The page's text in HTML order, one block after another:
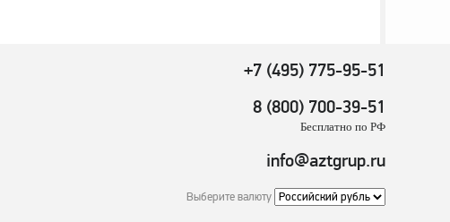
+7 (495) 775-95-51
8 (800) 700-39-51
Бесплатно по РФ
info@aztgrup.ru
Выберите валюту